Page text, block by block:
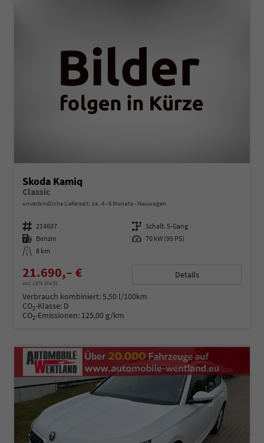
Skoda Kamiq
Classic
unverbindliche Lieferzeit: ca. 4 - 6 Monate Neuwagen
Fahrzeugnummer 214607 Getriebe Schalt. 5-Gang
Kraftstoff Benzin Leistung 70 kW (95 PS)
Kilometerstand 8 km
21.690,– €
incl. 19% MwSt.
Details
Verbrauch kombiniert:5,50 l/100km
CO2-Klasse: D
CO2-Emissionen: 125,00 g/km